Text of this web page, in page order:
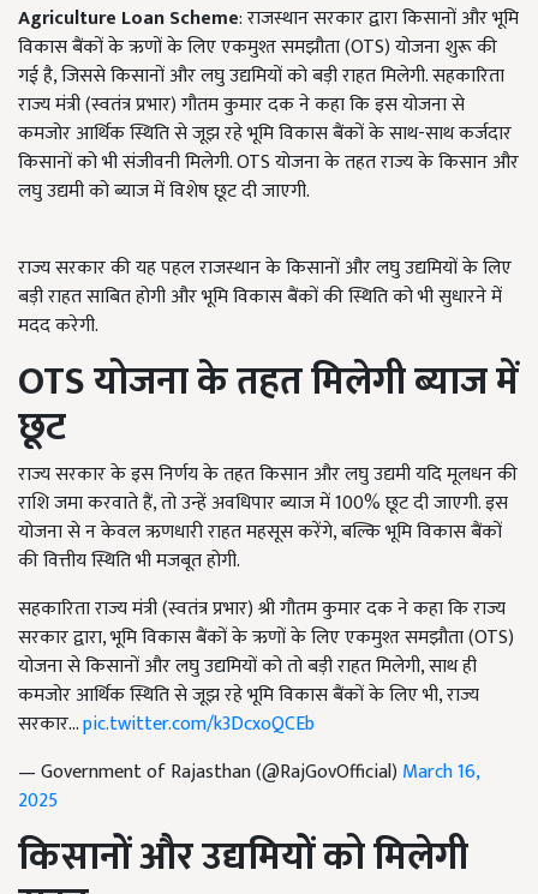
Agriculture Loan Scheme: राजस्थान सरकार द्वारा किसानों और भूमि
विकास बैंकों के ऋणों के लिए एकमुश्त समझौता (OTS) योजना शुरू की
गई है, जिससे किसानों और लघु उद्यमियों को बड़ी राहत मिलेगी. सहकारिता
राज्य मंत्री (स्वतंत्र प्रभार) गौतम कुमार दक ने कहा कि इस योजना से
कमजोर आर्थिक स्थिति से जूझ रहे भूमि विकास बैंकों के साथ-साथ कर्जदार
किसानों को भी संजीवनी मिलेगी. OTS योजना के तहत राज्य के किसान और
लघु उद्यमी को ब्याज में विशेष छूट दी जाएगी.
राज्य सरकार की यह पहल राजस्थान के किसानों और लघु उद्यमियों के लिए
बड़ी राहत साबित होगी और भूमि विकास बैंकों की स्थिति को भी सुधारने में
मदद करेगी.
OTSयोजना के तहत मिलेगी ब्याज में
छूट
राज्य सरकार के इस निर्णय के तहत किसान और लघु उद्यमी यदि मूलधन की
राशि जमा करवाते हैं, तो उन्हें अवधिपार ब्याज में 100% छूट दी जाएगी. इस
योजना से न केवल ऋणधारी राहत महसूस करेंगे, बल्कि भूमि विकास बैंकों
की वित्तीय स्थिति भी मजबूत होगी.
सहकारिता राज्य मंत्री (स्वतंत्र प्रभार) श्री गौतम कुमार दक ने कहा कि राज्य
सरकार द्वारा, भूमि विकास बैंकों के ऋणों के लिए एकमुश्त समझौता (OTS)
योजना से किसानों और लघु उद्यमियों को तो बड़ी राहत मिलेगी, साथ ही
कमजोर आर्थिक स्थिति से जूझ रहे भूमि विकास बैंकों के लिए भी, राज्य
सरकार…pic.twitter.com/k3DcxoQCEb
— Government of Rajasthan (@RajGovOfficial) March 16,
2025
किसानों और उद्यमियों को मिलेगी